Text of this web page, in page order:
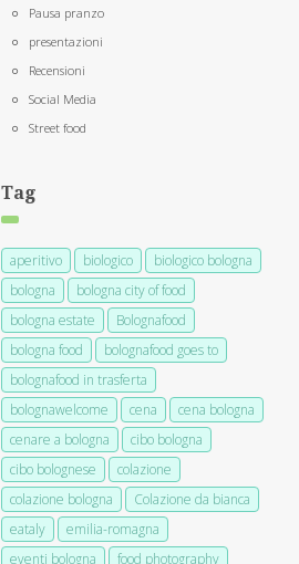
Pausa pranzo
presentazioni
Recensioni
Social Media
Street food
Tag
aperitivo biologico
biologico bologna
bologna
bologna city of food
bologna estate
Bolognafood
bologna food
bolognafood goes to
bolognafood in trasferta
bolognawelcome
cena
cena bologna
cenare a bologna
cibo bologna
cibo bolognese
colazione
colazione bologna
Colazione da bianca
eataly
emilia-romagna
eventi bologna
food photography